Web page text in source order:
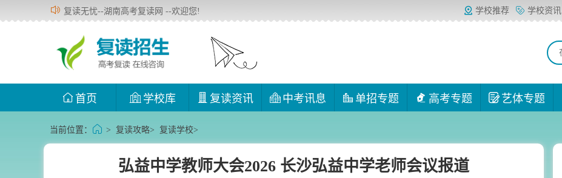
复读无忧--湖南高考复读网 --欢迎您!
首页 学校库 复读资讯 中考讯息 单招专题 高考专题 艺体专题
学校推荐 学校资讯
当前位置： > 复读攻略> 复读学校>
弘益中学教师大会2026 长沙弘益中学老师会议报道